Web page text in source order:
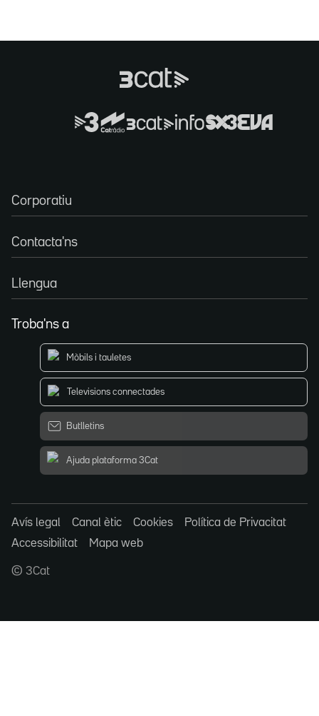
Corporatiu
Contacta'ns
Llengua
Troba'ns a
Mòbils i tauletes
Televisions connectades
Butlletins
Ajuda plataforma 3Cat
Avís legal Canal ètic Cookies
Política de Privacitat
Accessibilitat
Mapa web
© 3Cat